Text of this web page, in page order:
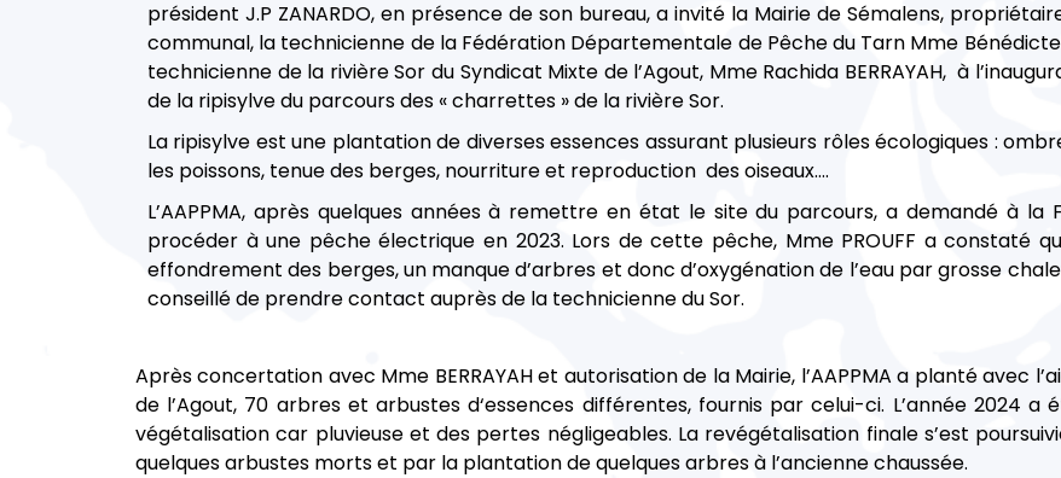
président J.P ZANARDO, en présence de son bureau, a invité la Mairie de Sémalens,
communal, la technicienne de la Fédération Départementale de Pêche du Tarn Mme Bénédicte
technicienne de la rivière Sor du Syndicat Mixte de l’Agout, Mme Rachida BERRAYAH, à
de la ripisylve du parcours des « charrettes » de la rivière Sor.
La ripisylve est une plantation de diverses essences assurant plusieurs rôles écologiques :
les poissons, tenue des berges, nourriture et reproduction des oiseaux….
L’AAPPMA, après quelques années à remettre en état le site du parcours, a demandé à la
procéder à une pêche électrique en 2023. Lors de cette pêche, Mme PROUFF a constaté
effondrement des berges, un manque d’arbres et donc d’oxygénation de l’eau par grosse
conseillé de prendre contact auprès de la technicienne du Sor.
Après concertation avec Mme BERRAYAH et autorisation de la Mairie, l’AAPPMA a planté avec
de l’Agout, 70 arbres et arbustes d‘essences différentes, fournis par celui-ci. L’année 2024
végétalisation car pluvieuse et des pertes négligeables. La revégétalisation finale s’est
quelques arbustes morts et par la plantation de quelques arbres à l’ancienne chaussée.